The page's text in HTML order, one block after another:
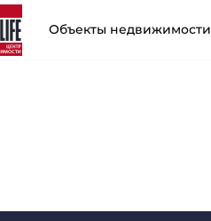
Объекты недвижимости